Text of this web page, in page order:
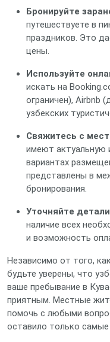
Бронируйте
путешествуете в
праздников. Это
цены.
Используйте
искать на
ограничен), Airbnb
узбекских
Свяжитесь с
имеют
вариантах
представлены в
бронирования.
Уточняйте
наличие всех
и возможность
Независимо от того,
будьте уверены, что
ваше пребывание в
приятным. Местные
помочь с любыми
оставило только